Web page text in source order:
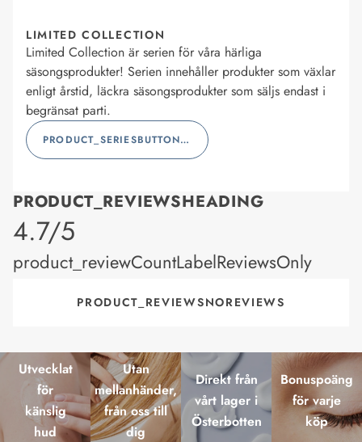
LIMITED COLLECTION
Limited Collection är serien för våra härliga
säsongsprodukter! Serien innehåller produkter som växlar
enligt årstid, läckra säsongsprodukter som säljs endast i
begränsat parti.
PRODUCT_SERIESBUTTONLABEL
PRODUCT_REVIEWSHEADING
product_rating
4.7/5
product_reviewCountLabelReviewsOnly
PRODUCT_REVIEWSNOREVIEWS
Utvecklat
för
känslig
hud
Utan
mellanhänder,
från oss till
dig
Direkt från
vårt lager i
Österbotten
Bonuspoäng
för varje
köp